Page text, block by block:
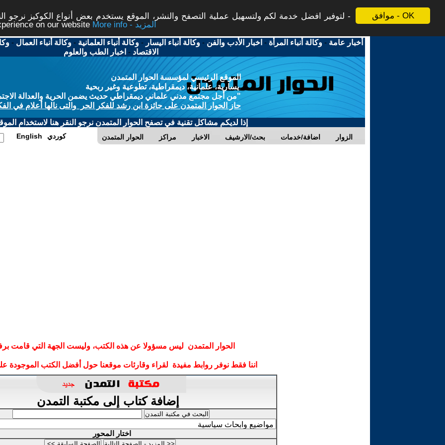
موافق - OK
لتوفير افضل خدمة لكم ولتسهيل عملية التصفح والنشر، الموقع يستخدم بعض أنواع الكوكيز نرجو
on our website
More info - المزيد
أخبار عامة -وكالة أنباء المرأة - اخبار الأدب والفن -وكالة أنباء اليسار -وكالة أنباء العلمانية -وكالة أنباء العمال -
الاقتصاد - اخبار الطب والعلوم
الموقع الرئيسي لمؤسسة الحوار المتمدن
يسارية، علمانية، ديمقراطية، تطوعية وغير ربحية
"من أجل مجتمع مدني علماني ديمقراطي حديث يضمن الحرية والعدالة
حاز الحوار المتمدن على جائزة ابن رشد للفكر الحر والتى نالها أعلام في
إذا لديكم مشاكل تقنية في تصفح الحوار المتمدن نرجو النقر هنا لاستخدام
الحوار المتمدن مراكز الاخبار بحث/الارشيف اضافة/خدمات الزوار English كوردي
الحوار المتمدن ليس مسؤولا عن هذه الكتب، وليست الجهة التي قامت
اننا فقط نوفر روابط مفيدة لقراء وقارئات موقعنا حول أفضل الكتب الموجودة
اختار المحور